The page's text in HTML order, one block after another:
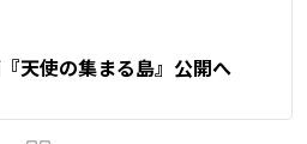
天使の集まる島』公開へ